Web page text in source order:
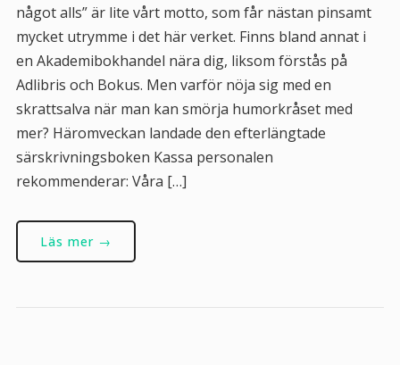
något alls” är lite vårt motto, som får nästan pinsamt
mycket utrymme i det här verket. Finns bland annat i
en Akademibokhandel nära dig, liksom förstås på
Adlibris och Bokus. Men varför nöja sig med en
skrattsalva när man kan smörja humorkråset med
mer? Häromveckan landade den efterlängtade
särskrivningsboken Kassa personalen
rekommenderar: Våra […]
Läs mer →